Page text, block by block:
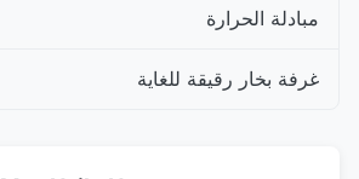
مبادلة الحرارة
غرفة بخار رقيقة للغاية